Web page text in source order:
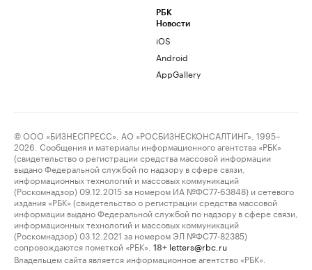
РБК
Новости
iOS
Android
AppGallery
© ООО «БИЗНЕСПРЕСС», АО «РОСБИЗНЕСКОНСАЛТИНГ», 1995–
2026. Сообщения и материалы информационного агентства «РБК»
(свидетельство о регистрации средства массовой информации
выдано Федеральной службой по надзору в сфере связи,
информационных технологий и массовых коммуникаций
(Роскомнадзор) 09.12.2015 за номером ИА №ФС77-63848) и сетевого
издания «РБК» (свидетельство о регистрации средства массовой
информации выдано Федеральной службой по надзору в сфере связи,
информационных технологий и массовых коммуникаций
(Роскомнадзор) 03.12.2021 за номером ЭЛ №ФС77-82385)
сопровождаются пометкой «РБК».
18+ letters@rbc.ru
Владельцем сайта является информационное агентство «РБК».